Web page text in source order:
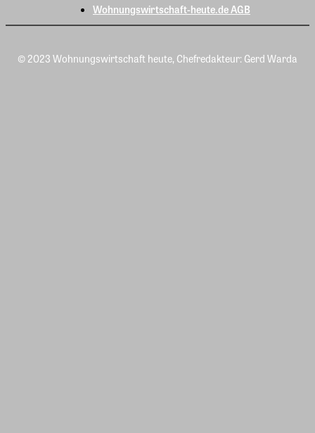
Wohnungswirtschaft-heute.de AGB
© 2023 Wohnungswirtschaft heute, Chefredakteur: Gerd Warda